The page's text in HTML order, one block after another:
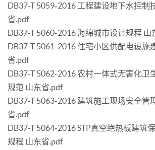
DB37-T 5059-2016 工程建设地下水控制
省.pdf
DB37-T 5060-2016 海绵城市设计规程 山
DB37-T 5061-2016 住宅小区供配电设施
省.pdf
DB37-T 5062-2016 农村一体式无害化卫
规范 山东省.pdf
DB37-T 5063-2016 建筑施工现场安全管
省.pdf
DB37-T 5064-2016 STP真空绝热板建筑
规程 山东省.pdf